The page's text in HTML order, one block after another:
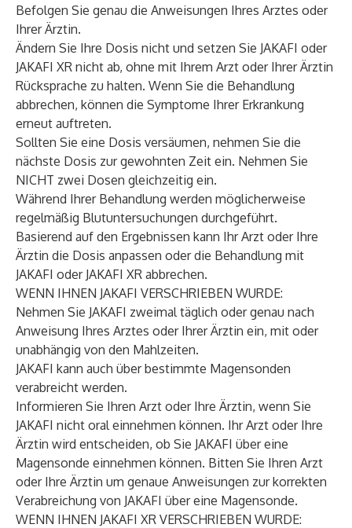
Befolgen Sie genau die Anweisungen Ihres Arztes oder
Ihrer Ärztin.
Ändern Sie Ihre Dosis nicht und setzen Sie JAKAFI oder
JAKAFI XR nicht ab, ohne mit Ihrem Arzt oder Ihrer Ärztin
Rücksprache zu halten. Wenn Sie die Behandlung
abbrechen, können die Symptome Ihrer Erkrankung
erneut auftreten.
Sollten Sie eine Dosis versäumen, nehmen Sie die
nächste Dosis zur gewohnten Zeit ein. Nehmen Sie
NICHT zwei Dosen gleichzeitig ein.
Während Ihrer Behandlung werden möglicherweise
regelmäßig Blutuntersuchungen durchgeführt.
Basierend auf den Ergebnissen kann Ihr Arzt oder Ihre
Ärztin die Dosis anpassen oder die Behandlung mit
JAKAFI oder JAKAFI XR abbrechen.
WENN IHNEN JAKAFI VERSCHRIEBEN WURDE:
Nehmen Sie JAKAFI zweimal täglich oder genau nach
Anweisung Ihres Arztes oder Ihrer Ärztin ein, mit oder
unabhängig von den Mahlzeiten.
JAKAFI kann auch über bestimmte Magensonden
verabreicht werden.
Informieren Sie Ihren Arzt oder Ihre Ärztin, wenn Sie
JAKAFI nicht oral einnehmen können. Ihr Arzt oder Ihre
Ärztin wird entscheiden, ob Sie JAKAFI über eine
Magensonde einnehmen können. Bitten Sie Ihren Arzt
oder Ihre Ärztin um genaue Anweisungen zur korrekten
Verabreichung von JAKAFI über eine Magensonde.
WENN IHNEN JAKAFI XR VERSCHRIEBEN WURDE: